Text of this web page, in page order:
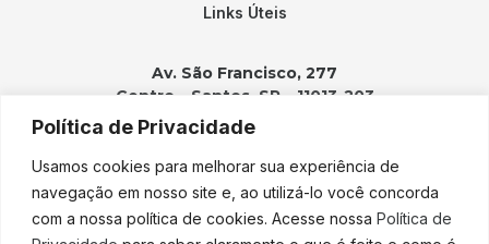
Política de Privacidade
Usamos cookies para melhorar sua experiência de
navegação em nosso site e, ao utilizá-lo você concorda
com a nossa política de cookies. Acesse nossa Política de
Links Úteis
Av. São Francisco, 277
Centro – Santos, SP – 11013-203
Contatos:
(13) 3202-2100
adicao@adicao.com.br